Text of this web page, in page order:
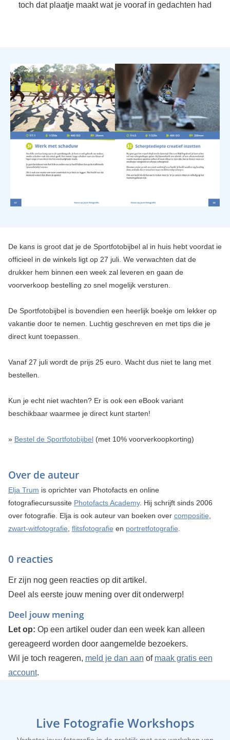
toch dat plaatje maakt wat je vooraf in gedachten had
De kans is groot dat je de Sportfotobijbel al in huis hebt voordat ie
officieel in de winkels ligt op 27 juli. We verwachten dat de
drukker hem binnen een week zal leveren en gaan de
voorverkoop bestelling zo snel mogelijk versturen.
De Sportfotobijbel is bovendien een heerlijk boekje om lekker op
vakantie door te nemen. Luchtig geschreven en met tips die je
direct kunt toepassen.
Vanaf 27 juli wordt de prijs 25 euro. Wacht dus niet te lang met
bestellen.
Kun je echt niet wachten? Er is ook een eBook variant
beschikbaar waarmee je direct kunt starten!
» Bestel de Sportfotobijbel(met 10% voorverkoopkorting)
Over de auteur
Elja Trum is oprichter van Photofacts en online
fotografiecursussite Photofacts Academy. Hij schrijft sinds 2006
over fotografie. Elja is ook auteur van boeken over compositie,
zwart-witfotografie, flitsfotografie en portretfotografie.
0 reacties
Er zijn nog geen reacties op dit artikel.
Deel als eerste jouw mening over dit onderwerp!
Deel jouw mening
Let op: Op een artikel ouder dan een week kan alleen
gereageerd worden door aangemelde bezoekers.
Wil je toch reageren, meld je dan aan of maak gratis een
account.
Live Fotografie Workshops